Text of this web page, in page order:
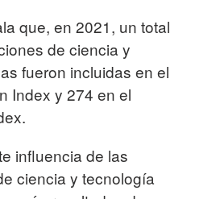
que, en 2021, un total
de ciencia y
fueron incluidas en el
Index y 274 en el
influencia de las
ciencia y tecnología